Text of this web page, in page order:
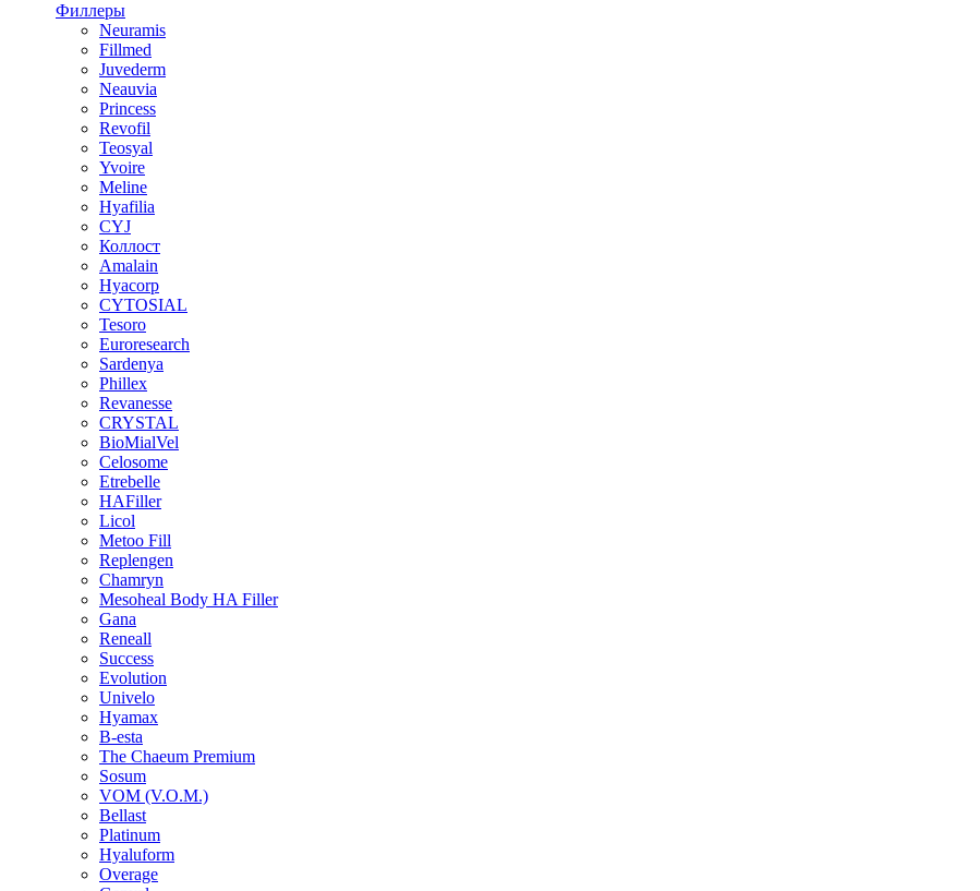
Филлеры
Neuramis
Fillmed
Juvederm
Neauvia
Princess
Revofil
Teosyal
Yvoire
Meline
Hyafilia
CYJ
Коллост
Amalain
Hyacorp
CYTOSIAL
Tesoro
Euroresearch
Sardenya
Phillex
Revanesse
CRYSTAL
BioMialVel
Celosome
Etrebelle
HAFiller
Licol
Metoo Fill
Replengen
Chamryn
Mesoheal Body HA Filler
Gana
Reneall
Success
Evolution
Univelo
Hyamax
B-esta
The Chaeum Premium
Sosum
VOM (V.O.M.)
Bellast
Platinum
Hyaluform
Overage